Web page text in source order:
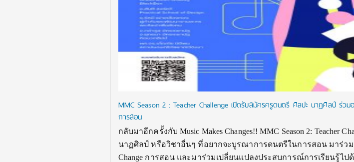
MMC Season 2 : Teacher Challenge เปิดรับสมัครครูดนตรี ศิลปะ นาฏศิลป์ ร่วม
การสอน
กลับมาอีกครั้งกับ Music Makes Changes!! MMC Season 2: Teacher
นาฏศิลป์ หรือวิชาอื่นๆ ที่อยากจะบูรณาการดนตรีในการสอน มาร่วม
Change การสอน และมาร่วมเปลี่ยนแปลงประสบการณ์การเรียนรู้ไป